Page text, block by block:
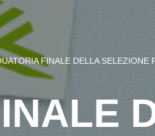
FINALE DELLA SELEZIONE